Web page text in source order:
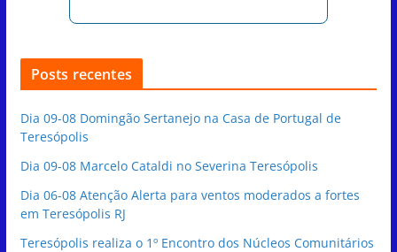
Posts recentes
Dia 09-08 Domingão Sertanejo na Casa de Portugal de
Teresópolis
Dia 09-08 Marcelo Cataldi no Severina Teresópolis
Dia 06-08 Atenção Alerta para ventos moderados a fortes
em Teresópolis RJ
Teresópolis realiza o 1º Encontro dos Núcleos Comunitários